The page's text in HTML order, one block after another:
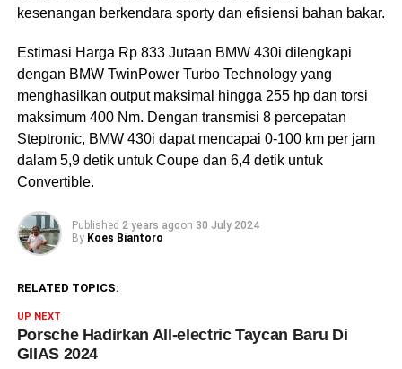
kesenangan berkendara sporty dan efisiensi bahan bakar.
Estimasi Harga Rp 833 Jutaan BMW 430i dilengkapi
dengan BMW TwinPower Turbo Technology yang
menghasilkan output maksimal hingga 255 hp dan torsi
maksimum 400 Nm. Dengan transmisi 8 percepatan
Steptronic, BMW 430i dapat mencapai 0-100 km per jam
dalam 5,9 detik untuk Coupe dan 6,4 detik untuk
Convertible.
Published 2 years agoon 30 July 2024
By Koes Biantoro
RELATED TOPICS:
UP NEXT
Porsche Hadirkan All-electric Taycan Baru Di
GIIAS 2024